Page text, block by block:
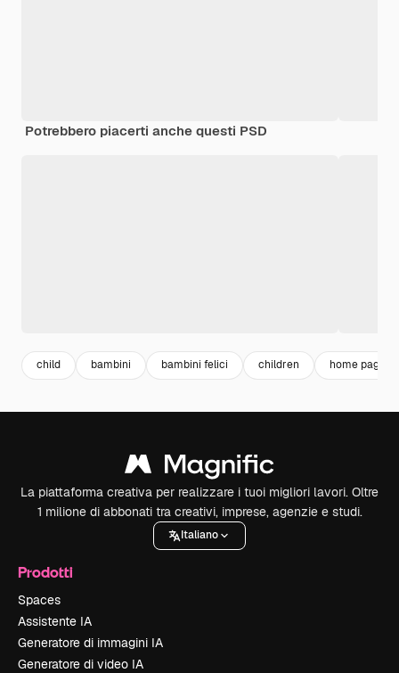
Potrebbero piacerti anche questi PSD
child bambini bambini felici children home page
La piattaforma creativa per realizzare i tuoi migliori lavori. Oltre
1 milione di abbonati tra creativi, imprese, agenzie e studi.
Italiano
Prodotti
Spaces
Assistente IA
Generatore di immagini IA
Generatore di video IA